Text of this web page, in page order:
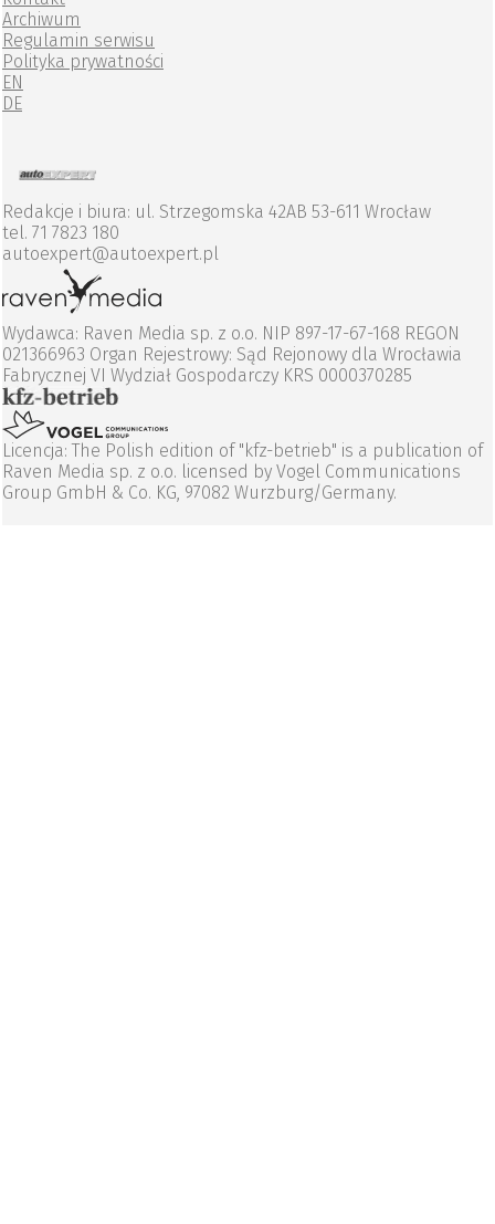
Archiwum
Regulamin serwisu
Polityka prywatności
EN
DE
Redakcje i biura: ul. Strzegomska 42AB 53-611 Wrocław
tel. 71 7823 180
autoexpert@autoexpert.pl
Wydawca: Raven Media sp. z o.o. NIP 897-17-67-168 REGON
021366963 Organ Rejestrowy: Sąd Rejonowy dla Wrocławia
Fabrycznej VI Wydział Gospodarczy KRS 0000370285
Licencja: The Polish edition of "kfz-betrieb" is a publication of
Raven Media sp. z o.o. licensed by Vogel Communications
Group GmbH & Co. KG, 97082 Wurzburg/Germany.